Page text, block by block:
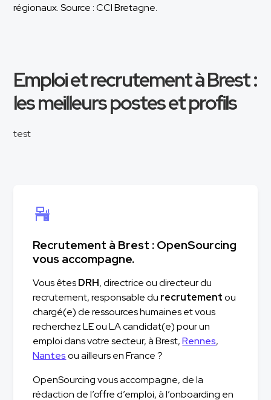
régionaux. Source : CCI Bretagne.
Emploi et recrutement à Brest :
les meilleurs postes et profils
test
Recrutement à Brest : OpenSourcing
vous accompagne.
Vous êtesDRH, directrice ou directeur du
recrutement, responsable du recrutementou
chargé(e) de ressources humaines et vous
recherchez LE ou LA candidat(e) pour un
emploi dans votre secteur, à Brest,Rennes,
Nantesou ailleurs en France ?
OpenSourcing vous accompagne, de la
rédaction de l’offre d’emploi, à l’onboarding en